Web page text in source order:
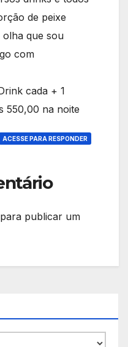
de peixe
olha que sou
com
cada + 1
550,00 na noite
ACESSE PARA RESPONDER
para publicar um